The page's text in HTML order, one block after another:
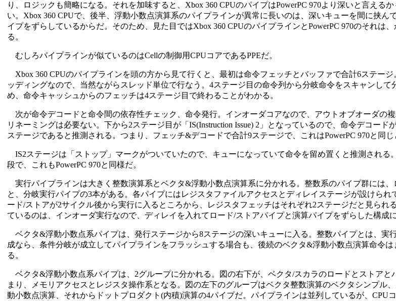
り、ロジックも簡略になる。それを加味すると、Xbox 360 CPUのパイプはPowerPC 970より深いと言える
い。Xbox 360 CPUで、後半、浮動小数点演算系のパイプラインが異常に長いのは、深いキューを間に挟ん
イプをずらしているからだ。そのため、見た目ではXbox 360 CPUのパイプラインとPowerPC 970のそれは
る。
むしろパイプラインが似ているのはCellの制御用CPUコアであるPPEだ。
Xbox 360 CPUのパイプラインを頭の方から見て行くと、最初は命令フェッチとバッファで合計6ステージ
ッディングなので、当然ながらスレッド単位で行なう。4ステージ目の命令列から分岐命令をスキャンして
め、命令キャッシュからのフェッチは4ステージ目で終わることがわかる。
次が命令デコードと命令間の依存性チェック、命令発行。インオーダコアなので、アウトオブオーダの
リネーミングは必要ない。下から2ステージ目が「IS(Instruction Issue) 2」となっているので、命令デコード
ステージであると推測される。つまり、フェッチ&デコードで合計9ステージで、これはPowerPC 970と同じ
IS2ステージは「ストップ」マークがついていたので、キューになっていて命令を留め置くと推測される
段で、これもPowerPC 970と同様だ。
実行パイプラインは大きく整数演算系とベクタ&浮動小数点演算系に分かれる。整数系のパイプ群には
と、分岐実行パイプの3本がある。各パイプにはレジスタファイルアクセスとディレイステージが設けられ
ード/ストアが2サイクル後から実行に入るところから、レジスタフェッチはそれぞれ2ステージだと見られ
ているのは、インオーダ実行なので、ディレイを入れてロード/ストアパイプと演算パイプをずらした構成に
ベクタ&浮動小数点系パイプは、発行ステージから8ステージの深いキューに入る。整数パイプとは、実
成なら、条件分岐が成立してパイプラインをフラッシュする場合も、後続のベクタ&浮動小数点演算命令
る。
ベクタ&浮動小数点系パイプは、2グループに分かれる。図の右下が、ベクタ/スカラのロードとストアと
まり、メモリアクセスとレジスタ操作系となる。図の左下のグループはベクタ整数演算のベクタシンプル
動小数点演算、それからドットプロダクト(内積)演算の4パイプだ。パイプラインは並列しているが、CPU